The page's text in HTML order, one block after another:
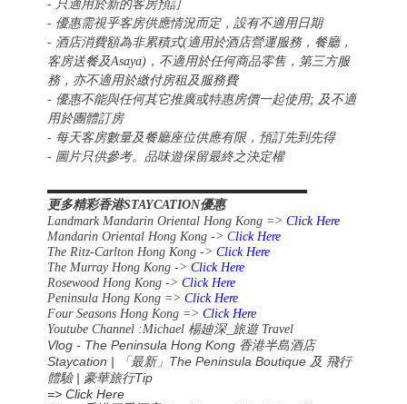
- 只適用於新的客房預訂
- 優惠需視乎客房供應情況而定，設有不適用日期
- 酒店消費額為非累積式(適用於酒店營運服務，餐廳，
客房送餐及Asaya)，不適用於任何商品零售，第三方服
務，亦不適用於繳付房租及服務費
- 優惠不能與任何其它推廣或特惠房價一起使用; 及不適
用於團體訂房
- 每天客房數量及餐廳座位供應有限，預訂先到先得
- 圖片只供參考。品味遊保留最終之決定權
▬▬▬▬▬▬▬▬▬▬▬▬▬▬▬▬▬▬▬▬▬▬
更多精彩香港STAYCATION優惠
Landmark Mandarin Oriental Hong Kong =>Click Here
Mandarin Oriental Hong Kong -> Click Here
The Ritz-Carlton Hong Kong ->Click Here
The Murray Hong Kong ->Click Here
Rosewood Hong Kong ->Click Here
Peninsula Hong Kong =>Click Here
Four Seasons Hong Kong =>Click Here
Youtube Channel :Michael楊廸深_ 旅遊Travel
Vlog - The Peninsula Hong Kong 香港半島酒店
Staycation | 「最新」The Peninsula Boutique 及 飛行
體驗 | 豪華旅行Tip
=> Click Here